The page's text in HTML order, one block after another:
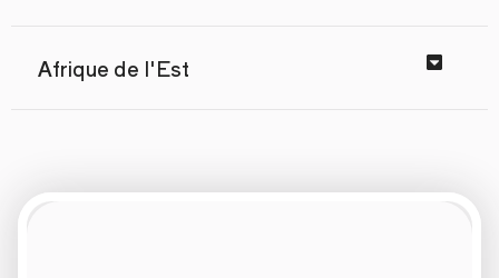
Afrique de l'Est